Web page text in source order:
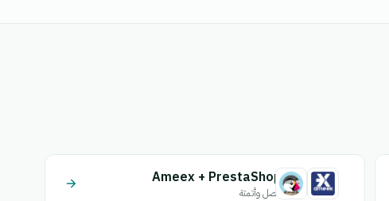
Ameex + PrestaShop
اتصل وأتمتة